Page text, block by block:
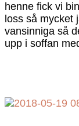
henne fick vi
loss så mycket
vansinniga så
upp i soffan